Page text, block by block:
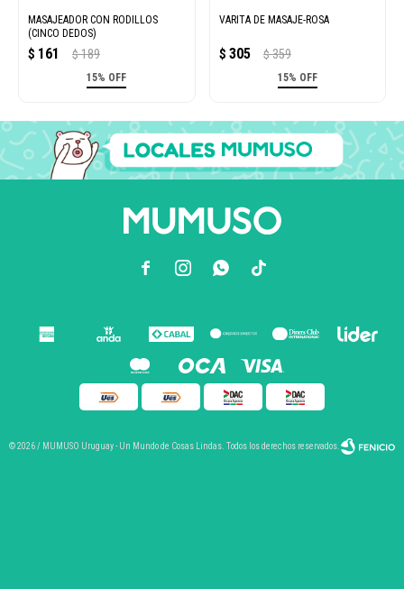
MASAJEADOR CON RODILLOS
(CINCO DEDOS)
$ 161 $ 189
15% OFF
VARITA DE MASAJE-ROSA
$ 305 $ 359
15% OFF
  
© 2026 / MUMUSO Uruguay - Un Mundo de Cosas Lindas. Todos los derechos reservados.